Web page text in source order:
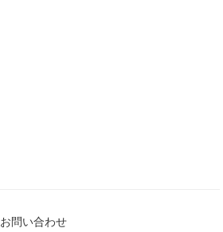
お問い合わせ